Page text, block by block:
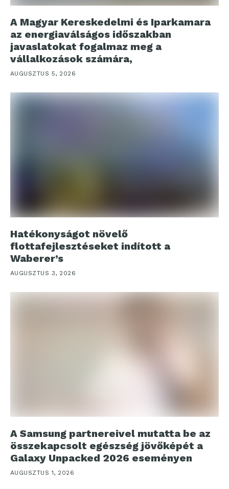
A Magyar Kereskedelmi és Iparkamara
az energiaválságos időszakban
javaslatokat fogalmaz meg a
vállalkozások számára,
AUGUSZTUS 5, 2026
Hatékonyságot növelő
flottafejlesztéseket indított a
Waberer’s
AUGUSZTUS 3, 2026
A Samsung partnereivel mutatta be az
összekapcsolt egészség jövőképét a
Galaxy Unpacked 2026 eseményen
AUGUSZTUS 1, 2026